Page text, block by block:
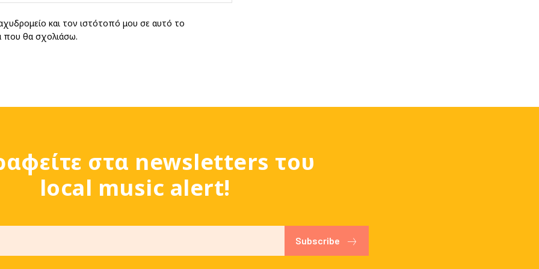
και τον ιστότοπό μου σε αυτό το
που θα σχολιάσω.
στα newsletters του
local music alert!
Subscribe